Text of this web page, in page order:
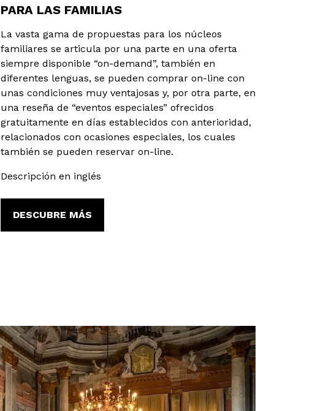
PARA LAS FAMILIAS
La vasta gama de propuestas para los núcleos
familiares se articula por una parte en una oferta
siempre disponible “on-demand”, también en
diferentes lenguas, se pueden comprar on-line con
unas condiciones muy ventajosas y, por otra parte, en
una reseña de “eventos especiales” ofrecidos
gratuitamente en días establecidos con anterioridad,
relacionados con ocasiones especiales, los cuales
también se pueden reservar on-line.
Descripción en inglés
DESCUBRE MÁS